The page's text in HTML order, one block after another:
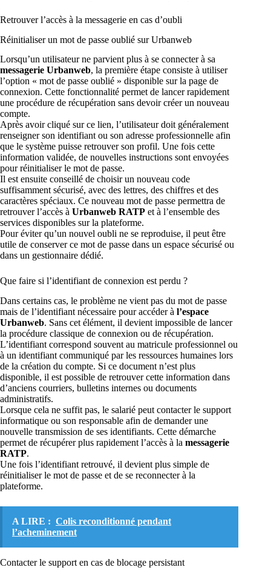
Retrouver l’accès à la messagerie en cas d’oubli
Réinitialiser un mot de passe oublié sur Urbanweb
Lorsqu’un utilisateur ne parvient plus à se connecter à sa
messagerie Urbanweb, la première étape consiste à utiliser
l’option « mot de passe oublié » disponible sur la page de
connexion. Cette fonctionnalité permet de lancer rapidement
une procédure de récupération sans devoir créer un nouveau
compte.
Après avoir cliqué sur ce lien, l’utilisateur doit généralement
renseigner son identifiant ou son adresse professionnelle afin
que le système puisse retrouver son profil. Une fois cette
information validée, de nouvelles instructions sont envoyées
pour réinitialiser le mot de passe.
Il est ensuite conseillé de choisir un nouveau code
suffisamment sécurisé, avec des lettres, des chiffres et des
caractères spéciaux. Ce nouveau mot de passe permettra de
retrouver l’accès à Urbanweb RATP et à l’ensemble des
services disponibles sur la plateforme.
Pour éviter qu’un nouvel oubli ne se reproduise, il peut être
utile de conserver ce mot de passe dans un espace sécurisé ou
dans un gestionnaire dédié.
Que faire si l’identifiant de connexion est perdu ?
Dans certains cas, le problème ne vient pas du mot de passe
mais de l’identifiant nécessaire pour accéder à l’espace
Urbanweb. Sans cet élément, il devient impossible de lancer
la procédure classique de connexion ou de récupération.
L’identifiant correspond souvent au matricule professionnel ou
à un identifiant communiqué par les ressources humaines lors
de la création du compte. Si ce document n’est plus
disponible, il est possible de retrouver cette information dans
d’anciens courriers, bulletins internes ou documents
administratifs.
Lorsque cela ne suffit pas, le salarié peut contacter le support
informatique ou son responsable afin de demander une
nouvelle transmission de ses identifiants. Cette démarche
permet de récupérer plus rapidement l’accès à la messagerie
RATP.
Une fois l’identifiant retrouvé, il devient plus simple de
réinitialiser le mot de passe et de se reconnecter à la
plateforme.
A LIRE : Colis reconditionné pendant
l’acheminement
Contacter le support en cas de blocage persistant